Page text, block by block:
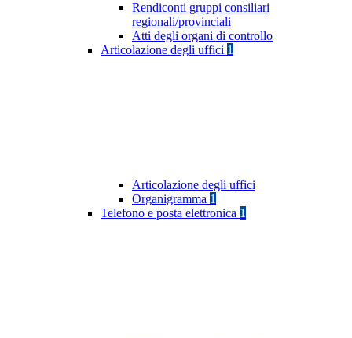
Rendiconti gruppi consiliari
regionali/provinciali
Atti degli organi di controllo
Articolazione degli uffici 1
Articolazione degli uffici
Organigramma 1
Telefono e posta elettronica 1